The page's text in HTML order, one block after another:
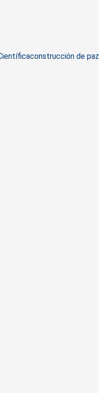
construcción de paz